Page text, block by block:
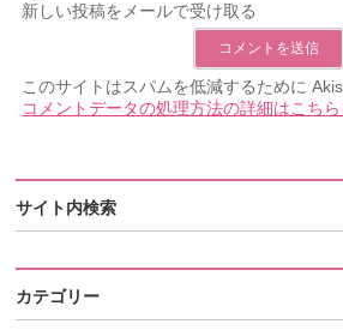
新しい投稿をメールで受け取る
このサイトはスパムを低減するために
コメントデータの処理方法の詳細はこち
サイト内検索
カテゴリー